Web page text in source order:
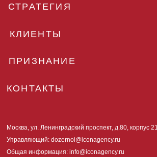
Москва, ул. Ленинградский проспект, д.80, корпус 21
Управляющий: dozernoi@iconagency.ru
Общая информация: info@iconagency.ru
СТРАТЕГИЯ
ПРИЗНАНИЕ
КЛИЕНТЫ
КОНТАКТЫ